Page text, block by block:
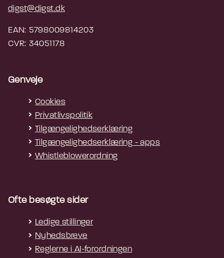
digst@digst.dk
EAN: 5798009814203
CVR: 34051178
Genveje
Cookies
Privatlivspolitik
Tilgængelighedserklæring
Tilgængelighedserklæring - apps
Whistleblowerordning
Ofte besøgte sider
Ledige stillinger
Nyhedsbreve
Reglerne i AI-forordningen